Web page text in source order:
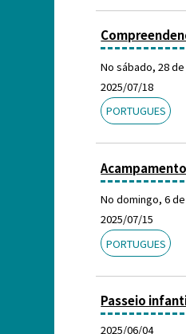
No sábado, 28
2025/07/18
PORTUGUES
No domingo, 6
2025/07/15
PORTUGUES
Passeio
2025/06/04